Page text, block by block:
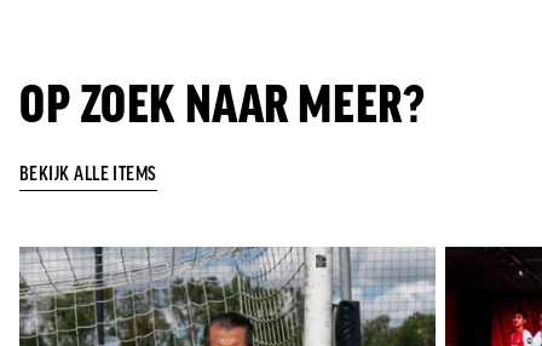
OP ZOEK NAAR MEER?
BEKIJK ALLE ITEMS